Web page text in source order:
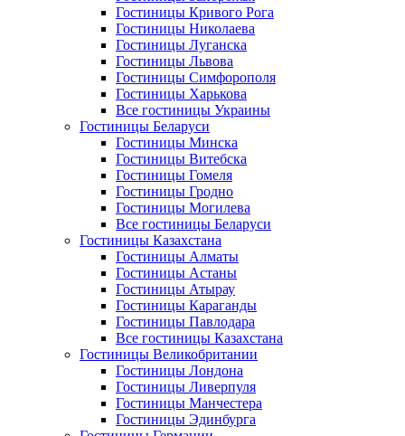
Гостиницы Кривого Рога
Гостиницы Николаева
Гостиницы Луганска
Гостиницы Львова
Гостиницы Симфорополя
Гостиницы Харькова
Все гостиницы Украины
Гостиницы Беларуси
Гостиницы Минска
Гостиницы Витебска
Гостиницы Гомеля
Гостиницы Гродно
Гостиницы Могилева
Все гостиницы Беларуси
Гостиницы Казахстана
Гостиницы Алматы
Гостиницы Астаны
Гостиницы Атырау
Гостиницы Караганды
Гостиницы Павлодара
Все гостиницы Казахстана
Гостиницы Великобритании
Гостиницы Лондона
Гостиницы Ливерпуля
Гостиницы Манчестера
Гостиницы Эдинбурга